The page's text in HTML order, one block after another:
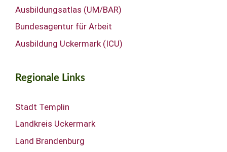
Ausbildungsatlas (UM/BAR)
Bundesagentur für Arbeit
Ausbildung Uckermark (ICU)
Regionale Links
Stadt Templin
Landkreis Uckermark
Land Brandenburg